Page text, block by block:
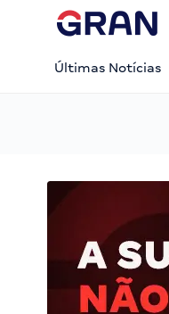
Últimas Notícias